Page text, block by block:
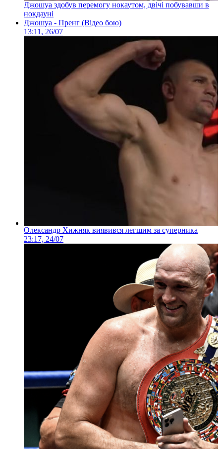
Джошуа здобув перемогу нокаутом, двічі побувавши в
нокдауні
Джошуа - Пренг (Відео бою)
13:11, 26/07
Олександр Хижняк виявився легшим за суперника
23:17, 24/07